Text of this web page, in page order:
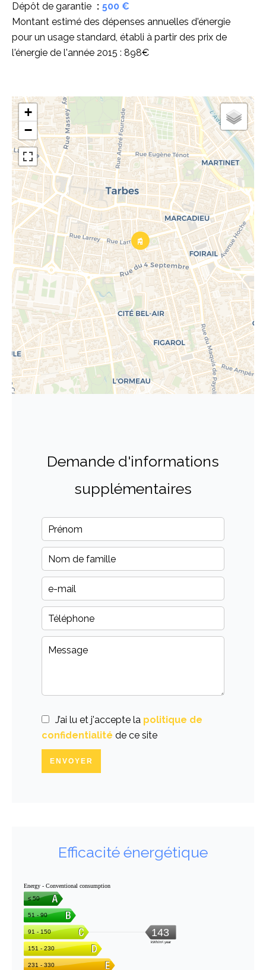
Dépôt de garantie
500 €
Montant estimé des dépenses annuelles d'énergie
pour un usage standard, établi à partir des prix de
l'énergie de l'année 2015 : 898€
+
−
Demande d'informations
supplémentaires
J’ai lu et j'accepte la politique de
confidentialité de ce site
ENVOYER
Efficacité énergétique